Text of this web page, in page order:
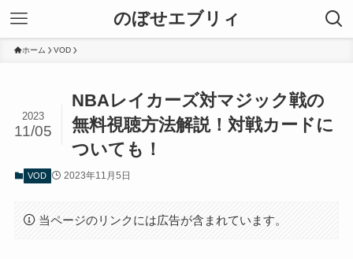
のぼせエブリィ
ホーム VOD
NBAレイカーズ対マジック戦の
無料視聴方法解説！対戦カードに
ついても！
2023
11/05
VOD 2023年11月5日
当ページのリンクには広告が含まれています。